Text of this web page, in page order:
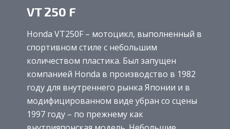
VT 250 F
Honda VT250F – мотоцикл, выполненный в
спортивном стиле с небольшим
количеством пластика. Был запущен
компанией Honda в производство в 1982
году для внутреннего рынка Японии и в
модифицированном виде убран со сцены
1997 году – по прежнему как